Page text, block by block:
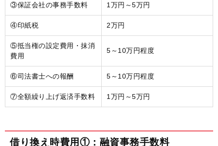
③保証会社の事務手数料 1万円～5万円
④印紙税 2万円
⑤抵当権の設定費用・抹消
費用
5～10万円程度
⑥司法書士への報酬 5～10万円程度
⑦全額繰り上げ返済手数料 1万円～5万円
借り換え時費用①：融資事務手数料